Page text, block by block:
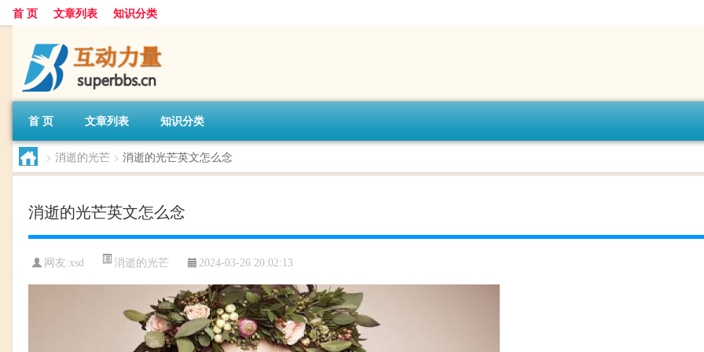
首 页 文章列表 知识分类
首 页 文章列表 知识分类
> 消逝的光芒 > 消逝的光芒英文怎么念
消逝的光芒英文怎么念
网友:xsd 消逝的光芒 2024-03-26 20:02:13